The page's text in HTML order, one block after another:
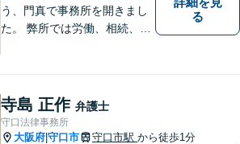
う、門真で事務所を開きまし
た。 弊所では労働、相続、離
す。
る
寺島 正作 弁護士
守口法律事務所
大阪府 守口市 守口市駅 から徒歩1分